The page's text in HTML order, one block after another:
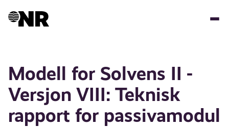
Modell for Solvens II -
Versjon VIII: Teknisk
rapport for passivamodul